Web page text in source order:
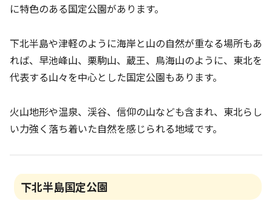
に特色のある国定公園があります。
下北半島や津軽のように海岸と山の自然が重なる場所もあ
れば、早池峰山、栗駒山、蔵王、鳥海山のように、東北を
代表する山々を中心とした国定公園もあります。
火山地形や温泉、渓谷、信仰の山なども含まれ、東北らし
い力強く落ち着いた自然を感じられる地域です。
下北半島国定公園